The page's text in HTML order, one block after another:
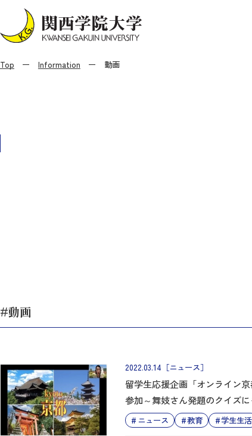
Top Information 動画
#動画
2022.03.14 ［ニュース］
留学生応援企画「オンライン
参加～舞妓さん発題のクイズ
ニュース 教育 学生生活